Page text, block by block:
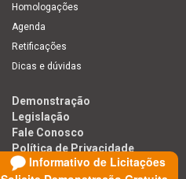
Informativo de Licitações
Homologações
Agenda
Retificações
Dicas e dúvidas
Demonstração
Legislação
Fale Conosco
Política de Privacidade